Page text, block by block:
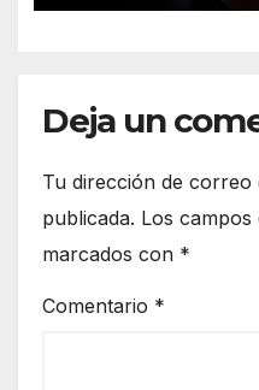
Deja un
Tu dirección de
publicada. Los
marcados con *
Comentario *